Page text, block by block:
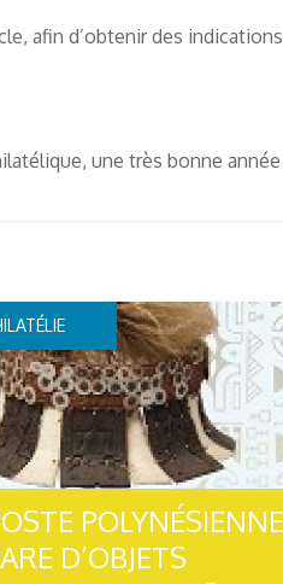
afin d’obtenir des
une très bonne
POLYNÉSIENNE
D’OBJETS